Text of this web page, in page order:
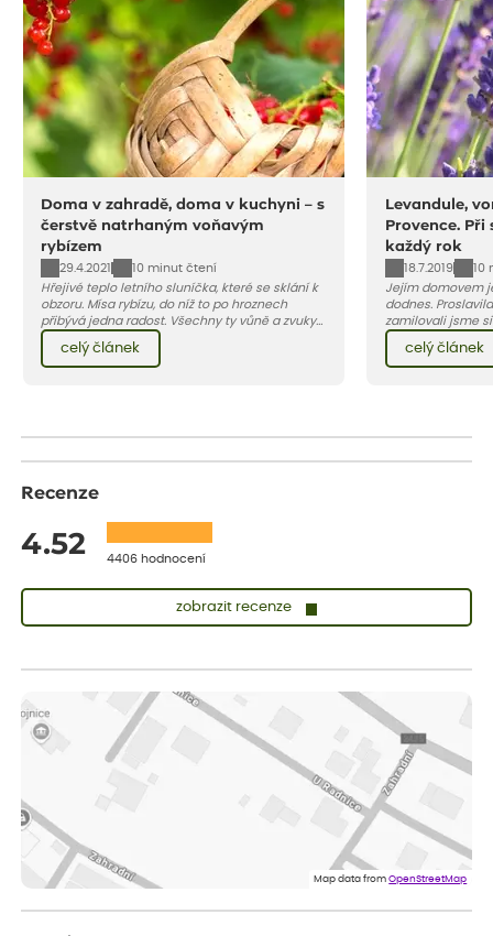
Doma v zahradě, doma v kuchyni – s
čerstvě natrhaným voňavým
rybízem
29.4.2021
10 minut čtení
Hřejivé teplo letního sluníčka, které se sklání k
obzoru. Mísa rybízu, do níž to po hroznech
přibývá jedna radost. Všechny ty vůně a zvuky
červencové zahrady. Sklizeň rybízu do kuchyně
vnese neuvěřitelný klid a radost. A taky trochu
bezstarostnosti dětství při mlsání babiččina
celý článek
Levandule,
Provence.
každý rok
18.7.2019
Jejím domovem
dodnes.
zamilovali jsme
Evropy. Koneckonců, i Petr Hapka
slavnou písničku
zpěvačky Hany
celý článek
Recenze
4.52 4406 hodnocení
zobrazit recenze
Měla jsem pouze 1objednavku a zatím jsem spokojená se
sazenicemi
Miroslava
Rostliny byly v pořádku, dobře zabalené, celková spokojenost.
Doporučuji :). Spokojenost, stromky v pěkném stavu. Jediné, co
my chybělo, bylo komunikování nedostupného zboží před
Map data fromOpenStreetMap